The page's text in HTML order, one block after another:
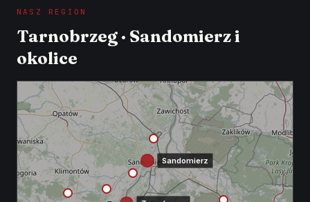
NASZ REGION
Tarnobrzeg · Sandomierz i
okolice
Sandomierz